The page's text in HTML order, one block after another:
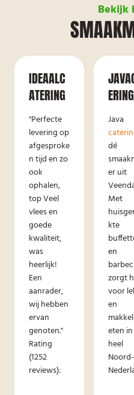
Bekijk
IDEAALC
ATERING
"Perfecte
levering op
afgesproke
n tijd en zo
ook
ophalen,
top Veel
vlees en
goede
kwaliteit,
was
heerlijk!
Een
aanrader,
wij hebben
ervan
genoten."
Rating
(1252
reviews):
ERING
Java
dé
er uit
Met
kte
en
zorgt
voor
en
eten in
heel
Noord-